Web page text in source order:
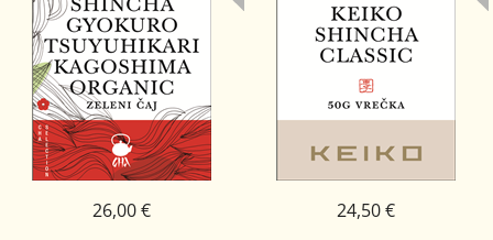
26,00 € 24,50 €